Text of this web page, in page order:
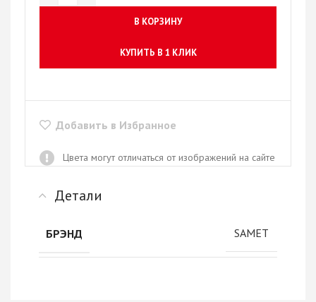
В КОРЗИНУ
КУПИТЬ В 1 КЛИК
Добавить в Избранное
Цвета могут отличаться от изображений на сайте
Детали
БРЭНД SAMET